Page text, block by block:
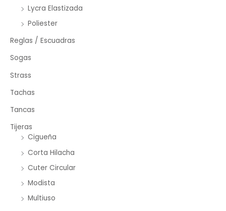
Lycra Elastizada
Poliester
Reglas / Escuadras
Sogas
Strass
Tachas
Tancas
Tijeras
Cigueña
Corta Hilacha
Cuter Circular
Modista
Multiuso